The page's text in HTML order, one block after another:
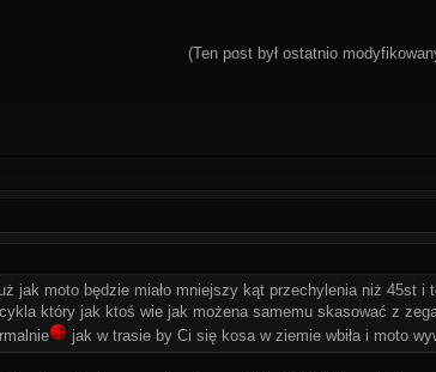
(Ten post był ostatnio
jak moto będzie miało mniejszy kąt przechylenia niż 45st i
który jak ktoś wie jak możena samemu skasować z
jak w trasie by Ci się kosa w ziemie wbiła i moto